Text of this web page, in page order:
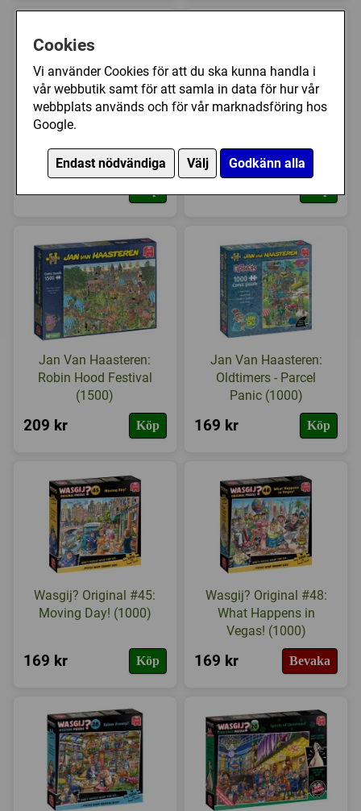
Cookies
Vi använder Cookies för att du ska kunna handla i
vår webbutik samt för att samla in data för hur vår
webbplats används och för vår marknadsföring hos
Google.
Endast nödvändiga Välj Godkänn alla
Santa's Village (1000)
169 kr
Can We Fix It? (1000)
169 kr
Jan Van Haasteren:
Robin Hood Festival
(1500)
209 kr Köp
Jan Van Haasteren:
Oldtimers - Parcel
Panic (1000)
169 kr Köp
Wasgij? Original #45:
Moving Day! (1000)
169 kr Köp
Wasgij? Original #48:
What Happens in
Vegas! (1000)
169 kr Bevaka